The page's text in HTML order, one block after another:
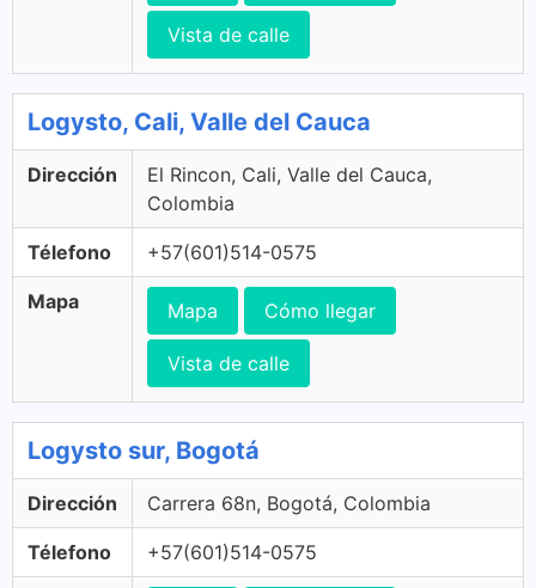
Vista de calle
Logysto, Cali, Valle del Cauca
Dirección
El Rincon, Cali, Valle del Cauca,
Colombia
Télefono +57(601)514-0575
Mapa Mapa Cómo llegar
Vista de calle
Logysto sur, Bogotá
Dirección Carrera 68n, Bogotá, Colombia
Télefono +57(601)514-0575